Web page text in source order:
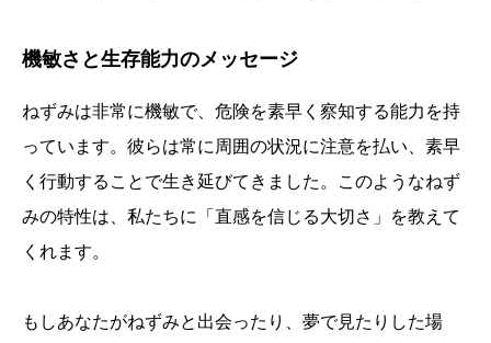
機敏さと生存能力のメッセージ
ねずみは非常に機敏で、危険を素早く察知する能力を持
っています。彼らは常に周囲の状況に注意を払い、素早
く行動することで生き延びてきました。このようなねず
みの特性は、私たちに「直感を信じる大切さ」を教えて
くれます。
もしあなたがねずみと出会ったり、夢で見たりした場